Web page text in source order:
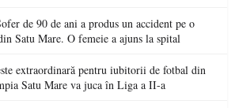
de 90 de ani a produs un accident pe o
Satu Mare. O femeie a ajuns la spital
extraordinară pentru iubitorii de fotbal din
Satu Mare va juca în Liga a II-a